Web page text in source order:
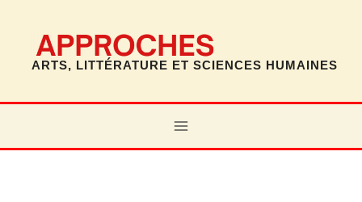
contenu
ARTS, LITTÉRATURE ET SCIENCES HUMAINES
MAIN